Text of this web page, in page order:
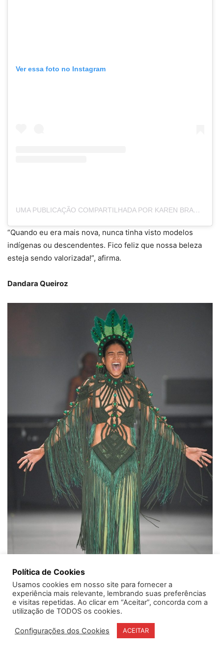
Ver essa foto no Instagram
UMA PUBLICAÇÃO COMPARTILHADA POR KAREN BRASIL (@KARENBRASIL)
“Quando eu era mais nova, nunca tinha visto modelos
indígenas ou descendentes. Fico feliz que nossa beleza
esteja sendo valorizada!”, afirma.
Dandara Queiroz
@agfotosite/Divulgação)
Política de Cookies
Usamos cookies em nosso site para fornecer a
experiência mais relevante, lembrando suas preferências
e visitas repetidas. Ao clicar em “Aceitar”, concorda com a
utilização de TODOS os cookies.
Configurações dos Cookies ACEITAR